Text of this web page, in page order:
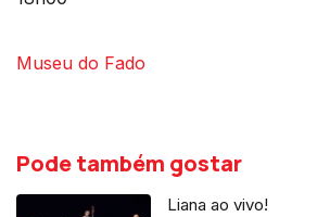
Museu do Fado
Pode também gostar
Liana ao vivo!